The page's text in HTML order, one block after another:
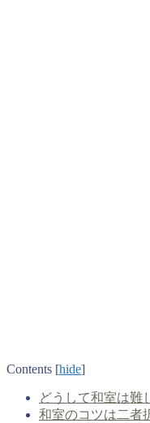
Contents [hide]
どうして和室は難
和室のコツは二者